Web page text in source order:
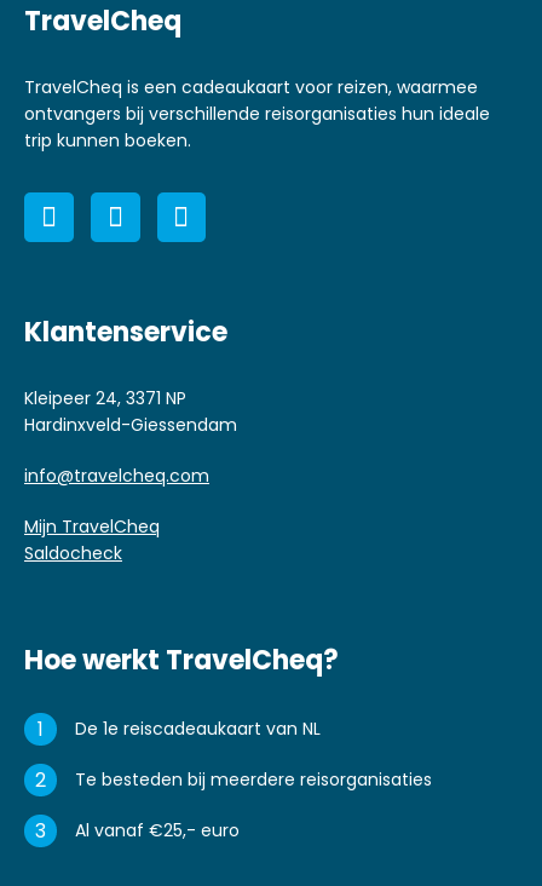
TravelCheq
TravelCheq is een cadeaukaart voor reizen, waarmee
ontvangers bij verschillende reisorganisaties hun ideale
trip kunnen boeken.
Klantenservice
Kleipeer 24, 3371 NP
Hardinxveld-Giessendam
info@travelcheq.com
Mijn TravelCheq
Saldocheck
Hoe werkt TravelCheq?
1 De 1e reiscadeaukaart van NL
2 Te besteden bij meerdere reisorganisaties
3 Al vanaf €25,- euro